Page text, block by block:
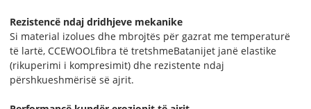
Rezistencë ndaj dridhjeve mekanike
Si material izolues dhe mbrojtës për gazrat me temperaturë
të lartë, CCEWOOLfibra të tretshmeBatanijet janë elastike
(rikuperimi i kompresimit) dhe rezistente ndaj
përshkueshmërisë së ajrit.